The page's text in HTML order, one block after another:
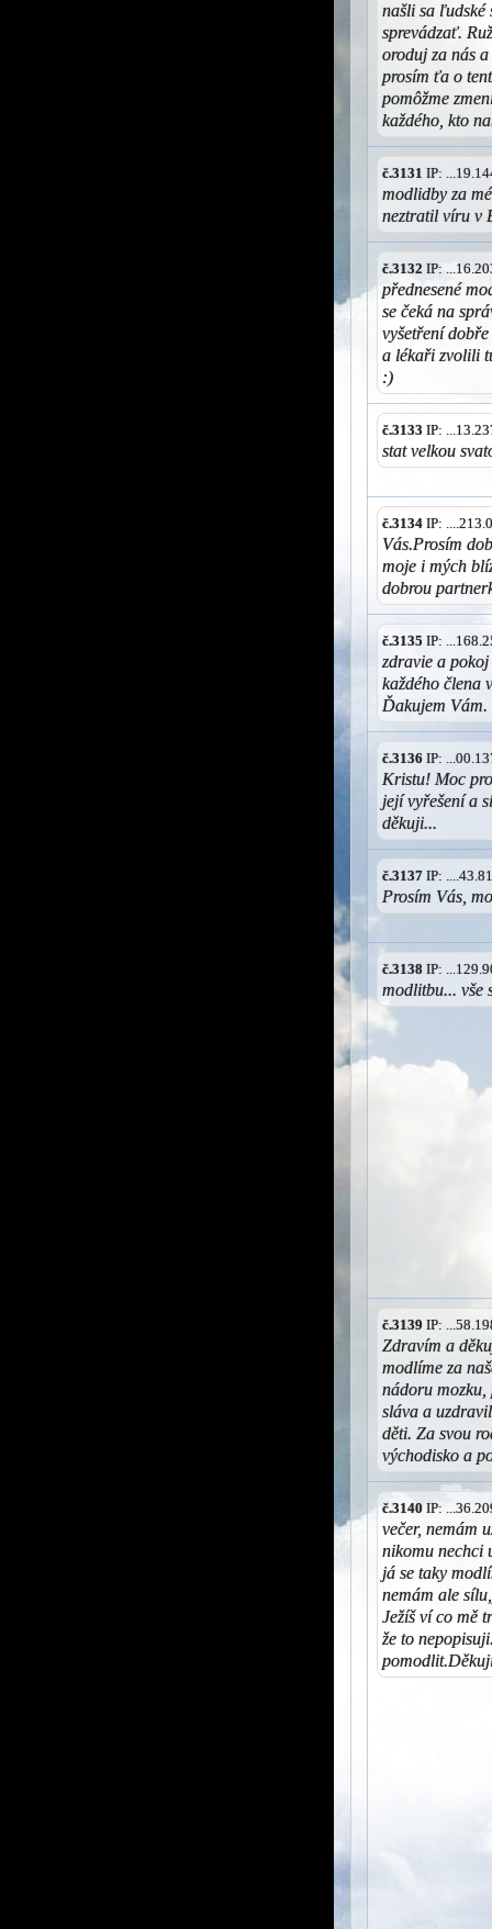
našli sa ľudské
sprevádzať.
oroduj za nás
prosím ťa o
pomôžme
každého, kto
č.3131 IP:
modlidby za
neztratil víru v
č.3132 IP:
přednesené
se čeká na
vyšetření
a lékaři zvolili
:)
č.3133 IP:
stat velkou
č.3134 IP:
Vás.Prosím
moje i mých
dobrou
č.3135 IP:
zdravie a
každého člena
Ďakujem Vám.
č.3136 IP:
Kristu! Moc
její vyřešení a
děkuji...
č.3137 IP:
Prosím Vás,
č.3138 IP:
modlitbu... vše
č.3139 IP:
Zdravím a
modlíme za
nádoru mozku,
sláva a
děti. Za svou
východisko a
č.3140 IP:
večer, nemám
nikomu nechci
já se taky
nemám ale
Ježíš ví co mě
že to